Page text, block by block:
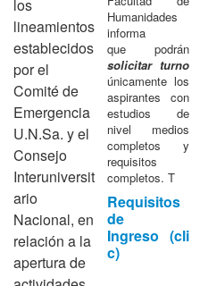
los
lineamientos
establecidos
por el
Comité de
Emergencia
U.N.Sa. y el
Consejo
Interuniversit
ario
Nacional, en
relación a la
apertura de
Humanidades
informa
que podrán
solicitar turno
únicamente los
aspirantes con
estudios de
nivel medios
completos y
requisitos
completos. T
Requisitos
de
Ingreso (cli
c)